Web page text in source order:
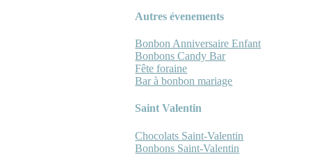
Autres évenements
Bonbon Anniversaire Enfant
Bonbons Candy Bar
Fête foraine
Bar à bonbon mariage
Saint Valentin
Chocolats Saint-Valentin
Bonbons Saint-Valentin